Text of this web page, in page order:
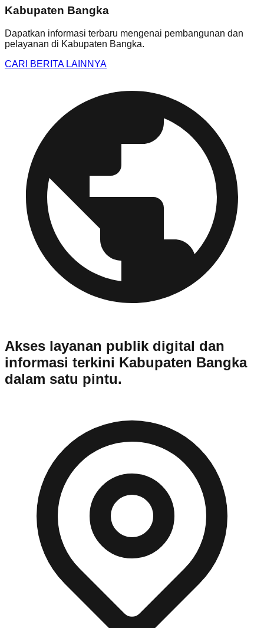
Kabupaten Bangka
Dapatkan informasi terbaru mengenai pembangunan dan
pelayanan di Kabupaten Bangka.
CARI BERITA LAINNYA
Akses layanan publik digital dan
informasi terkini Kabupaten Bangka
dalam satu pintu.